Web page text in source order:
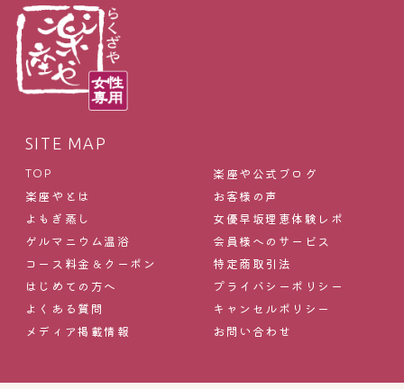
SITE MAP
TOP
楽座やとは
よもぎ蒸し
ゲルマニウム温浴
コース料金＆クーポン
はじめての方へ
よくある質問
メディア掲載情報
楽座や公式ブログ
お客様の声
女優早坂理恵体験レポ
会員様へのサービス
特定商取引法
プライバシーポリシー
キャンセルポリシー
お問い合わせ